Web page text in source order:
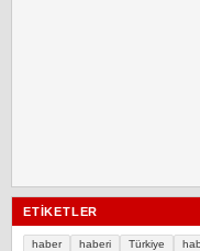
ETIKETLER
haber haberi Türkiye